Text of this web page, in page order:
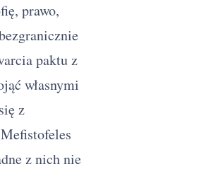
prawo,
paktu z
własnymi
z
z nich nie